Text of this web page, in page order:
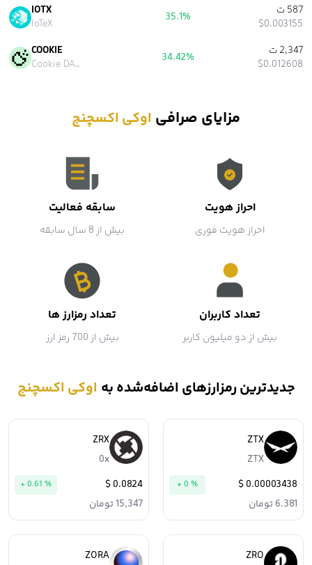
IOTX
IoTeX
35.1%
587 ت
$0.003155
COOKIE
Cookie DAO
34.42%
2,347 ت
$0.012608
مزایای صرافی اوکی اکسچنج
احراز هویت
احراز هویت فوری
سابقه فعالیت
بیش از 8 سال سابقه
تعداد کاربران
بیش از دو میلیون کاربر
تعداد رمزارز ها
بیش از 700 رمز ارز
جدیدترین رمزارزهای اضافه‌شده به اوکی اکسچنج
ZTX
ZTX
0.00003438 $
+ 0 %
6.381 تومان
ZRX
0x
0.0824 $
+ 0.61 %
15,347 تومان
ZRO
ZORA